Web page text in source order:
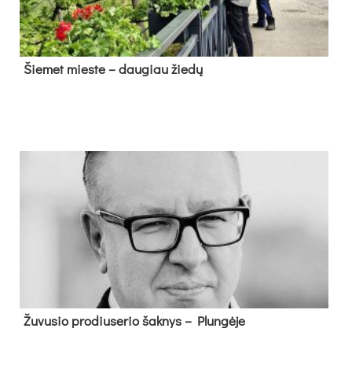
Šie­met mies­te – dau­giau žie­dų
Žu­vu­sio pro­diu­se­rio šak­nys – Plun­gė­je